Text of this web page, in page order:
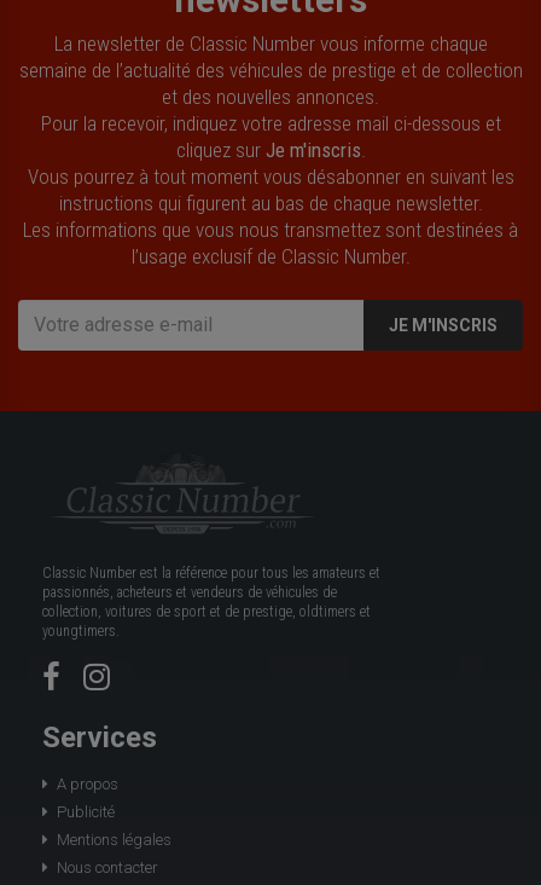
La newsletter de Classic Number vous informe chaque
semaine de l’actualité des véhicules de prestige et de collection
et des nouvelles annonces.
Pour la recevoir, indiquez votre adresse mail ci-dessous et
cliquez sur Je m'inscris.
Vous pourrez à tout moment vous désabonner en suivant les
instructions qui figurent au bas de chaque newsletter.
Les informations que vous nous transmettez sont destinées à
l’usage exclusif de Classic Number.
JE M'INSCRIS
Classic Number est la référence pour tous les amateurs et
passionnés, acheteurs et vendeurs de véhicules de
collection, voitures de sport et de prestige, oldtimers et
youngtimers.
Services
A propos
Publicité
Mentions légales
Nous contacter